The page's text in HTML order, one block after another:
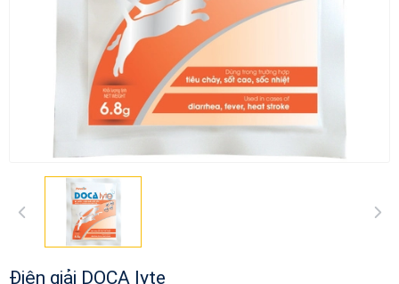
Điện giải DOCA lyte